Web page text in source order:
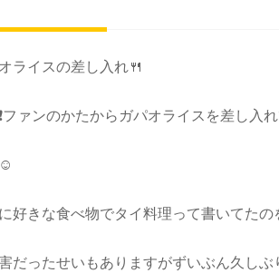
ライスの差し入れ🍴
ファンのかたからガパオライスを差し入
好きな食べ物でタイ料理って書いてた
だったせいもありますがずいぶん久しぶ